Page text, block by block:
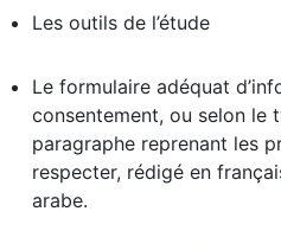
Les outils de l’étude
Le formulaire adéquat
consentement, ou selon le
paragraphe reprenant les
respecter, rédigé en
arabe.